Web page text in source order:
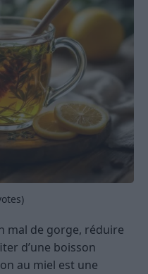
mal de gorge, réduire
d’une boisson
au miel est une